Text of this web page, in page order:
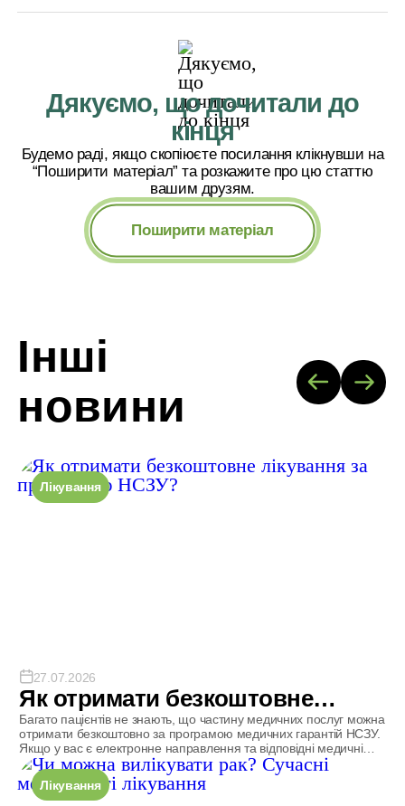
Дякуємо, що дочитали до
кінця
Будемо раді, якщо скопіюєте посилання клікнувши на
“Поширити матеріал” та розкажите про цю статтю
вашим друзям.
Поширити матеріал
Інші
новини
Лікування
27.07.2026
Як отримати безкоштовне
лікування за програмою НСЗУ?
Багато пацієнтів не знають, що частину медичних послуг можна
отримати безкоштовно за програмою медичних гарантій НСЗУ.
Якщо у вас є електронне направлення та відповідні медичні
показання, окремі консультації, діагностика й лікування можуть
бути доступними без оплати. У цій статті розповідаємо, які послуги
доступні у TomoClinic (м. Кропивницький) за програмою НСЗУ та
Лікування